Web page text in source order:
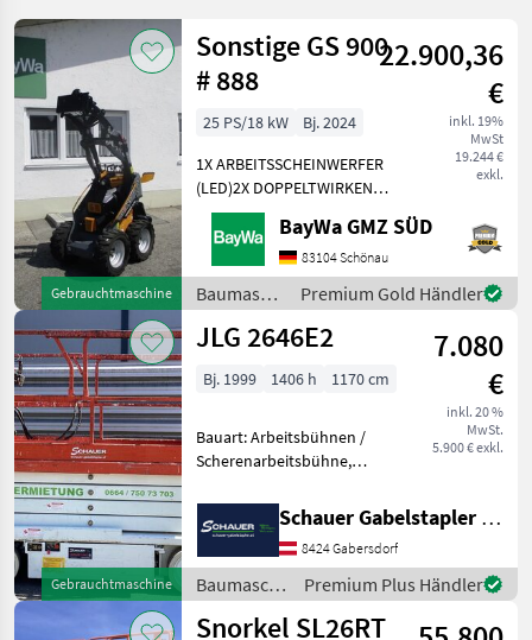
Gebrauchtmaschine
Sonstige GS 900
# 888
22.900,36
€
inkl. 19%
MwSt
19.244 €
exkl.
25 PS/18 kW
Bj. 2024
1X ARBEITSSCHEINWERFER
(LED)2X DOPPELTWIRKEND
MECHANISCHGEGENGEWICHT
UNTER DER TRITTGIANT
WERKZEUGAUFNAHMEMotor-
Moderner Kubota
Dreizylinderdieselmotor,
Typ
BayWa GMZ SÜD
83104 Schönau
Baumaschinen
/ Sonstige
Premium Gold Händler
Gebrauchtmaschine
JLG 2646E2
7.080
€
inkl. 20 %
MwSt.
5.900 € exkl.
Bj. 1999 1406 h 1170 cm
Bauart: Arbeitsbühnen /
Scherenarbeitsbühne,
7920mm, Batterie: Trojan
PzS 6V 225Ah Zustand: 60 -
80%, Bereifung vorne:
Vollgummi Einfach 8
Schauer Gabelstapler GmbH
8424 Gabersdorf
Baumaschinen
/ JLG
Premium Plus Händler
Snorkel SL26RT